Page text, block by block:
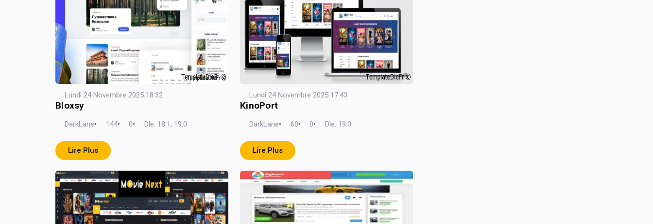
Lundi 24 Novembre 2025 18:32
Bloxsy
DarkLane• 144• 0• Dle: 18.1, 19.0
Lire Plus
Lundi 24 Novembre 2025 17:43
KinoPort
DarkLane• 60• 0• Dle: 19.0
Lire Plus